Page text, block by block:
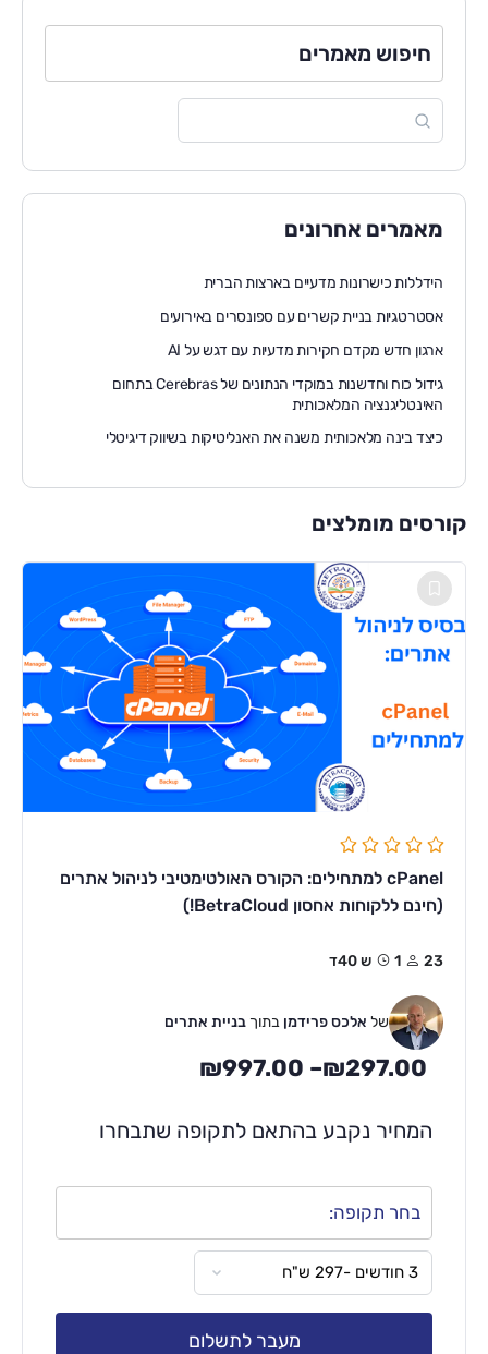
חיפוש מאמרים
מאמרים אחרונים
הידללות כישרונות מדעיים בארצות הברית
אסטרטגיות בניית קשרים עם ספונסרים באירועים
ארגון חדש מקדם חקירות מדעיות עם דגש על AI
גידול כוח וחדשנות במוקדי הנתונים של Cerebras בתחום
האינטליגנציה המלאכותית
כיצד בינה מלאכותית משנה את האנליטיקות בשיווק דיגיטלי
קורסים מומלצים
cPanel למתחילים: הקורס האולטימטיבי לניהול אתרים
(חינם ללקוחות אחסון BetraCloud!)
23 1ש 40ד
של אלכס פרידמן בתוך בניית אתרים
₪297.00
–
₪997.00
המחיר נקבע בהתאם לתקופה שתבחרו
בחר תקופה:
מעבר לתשלום